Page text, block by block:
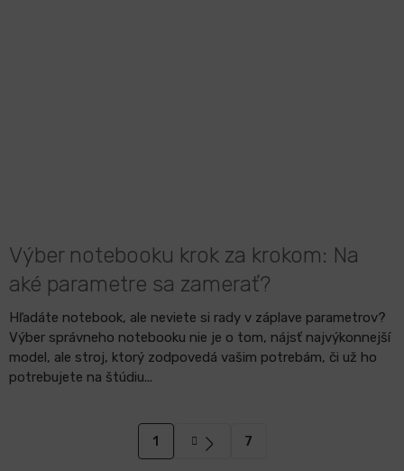
Výber notebooku krok za krokom: Na
aké parametre sa zamerať?
Hľadáte notebook, ale neviete si rady v záplave parametrov?
Výber správneho notebooku nie je o tom, nájsť najvýkonnejší
model, ale stroj, ktorý zodpovedá vašim potrebám, či už ho
potrebujete na štúdiu...
O
t
1 7